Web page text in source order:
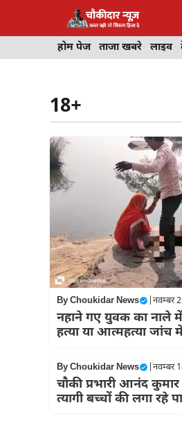
होम पेज ताजा खबरे लाइव
18+
ByChoukidar News नवम्बर
नहाने गए युवक का नाले
हत्या या आत्महत्या जांच
ByChoukidar News नवम्बर
चौकी प्रभारी आनंद
त्यागी बच्चों की लगा रहे